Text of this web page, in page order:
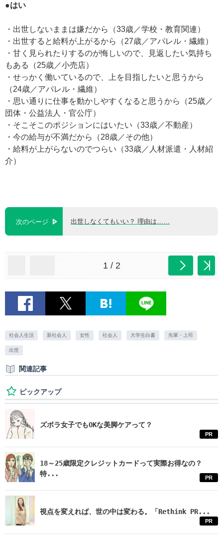
●はい
・出世しないままは嫌だから（33歳／学校・教育関連）
・出世すると給料が上がるから（27歳／アパレル・繊維）
・甘く見られたりするのが悔しいので、見返したい気持ち
もある（25歳／小売店）
・せっかく働いているので、上を目指したいと思うから
（24歳／アパレル・繊維）
・思い通りに仕事を動かしやすくなると思うから（25歳／
団体・公益法人・官公庁）
・そこそこのポジションにはいたい（33歳／不動産）
・今の給与が不満だから（28歳／その他）
・給料が上がらないのでつらい（33歳／人材派遣・人材紹
介）
次のページ 出世しなくてもいい？ 理由は……
1 / 2
社会人生活 新社会人 女性 社会人 大学生白書 先輩・上司
出世
関連記事
ピックアップ
ズボラ女子でもOKな美脚ケアって？
PR
18～25歳限定クレジットカードって実際お得なの？
特...
PR
視点を変えれば、世の中は変わる。「Rethink PR...
PR